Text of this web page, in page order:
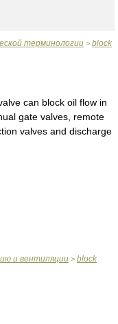
терминологии > block
can block oil flow in
gate valves, remote
valves and discharge
и вентиляции > block